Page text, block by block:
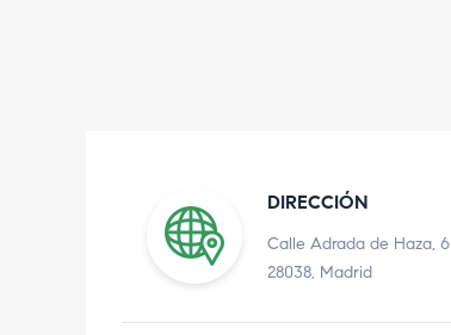
DIRECCIÓN
Calle Adrada de Haza, 6
28038, Madrid